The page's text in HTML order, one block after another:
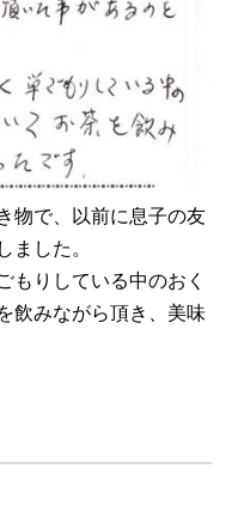
物で、以前に息子の友
ました。
もりしている中のおく
飲みながら頂き、美味